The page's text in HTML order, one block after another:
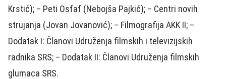
Krstić); – Peti Osfaf (Nebojša Pajkić); – Centri novih
strujanja (Jovan Jovanović); – Filmografija AKK II; –
Dodatak I: Članovi Udruženja filmskih i televizijskih
radnika SRS; – Dodatak II: Članovi Udruženja filmskih
glumaca SRS.